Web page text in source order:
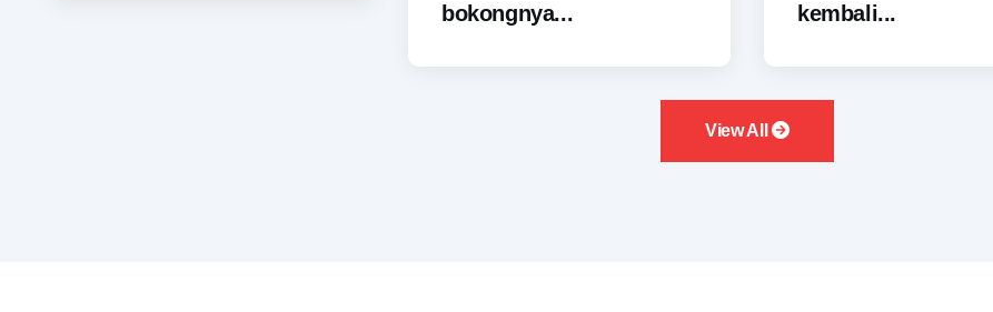
bokongnya...
kembali...
View All